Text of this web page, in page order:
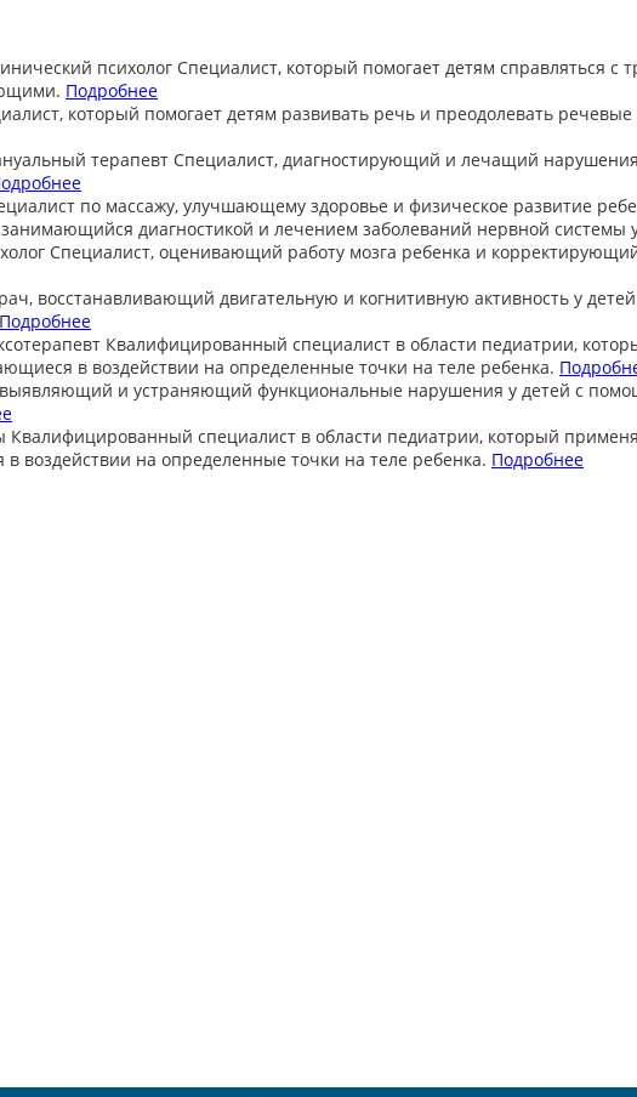
психолог Специалист, который помогает детям справляться с
Подробнее
который помогает детям развивать речь и преодолевать
терапевт Специалист, диагностирующий и лечащий
по массажу, улучшающему здоровье и физическое развитие
диагностикой и лечением заболеваний нервной системы
Специалист, оценивающий работу мозга ребенка и
восстанавливающий двигательную и когнитивную активность у детей
Подробнее
Квалифицированный специалист в области педиатрии,
в воздействии на определенные точки на теле ребенка.
и устраняющий функциональные нарушения у детей с
Квалифицированный специалист в области педиатрии, который
воздействии на определенные точки на теле ребенка. Подробнее